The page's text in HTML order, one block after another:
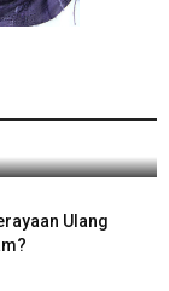
Menjadi
Ulang